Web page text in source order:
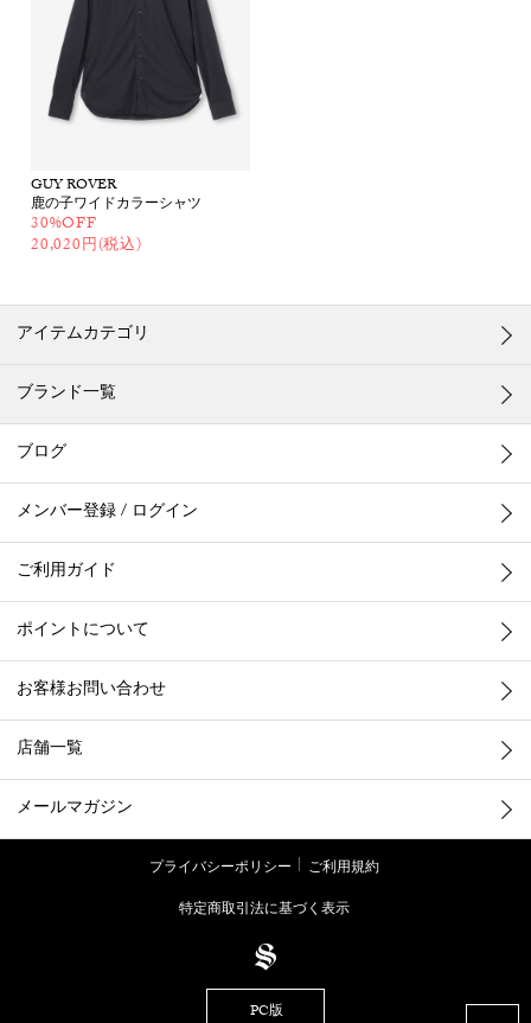
GUY ROVER
鹿の子ワイドカラーシャツ
30%OFF
20,020円(税込)
アイテムカテゴリ
ブランド一覧
ブログ
メンバー登録 / ログイン
ご利用ガイド
ポイントについて
お客様お問い合わせ
店舗一覧
メールマガジン
プライバシーポリシー
ご利用規約
特定商取引法に基づく表示
PC版